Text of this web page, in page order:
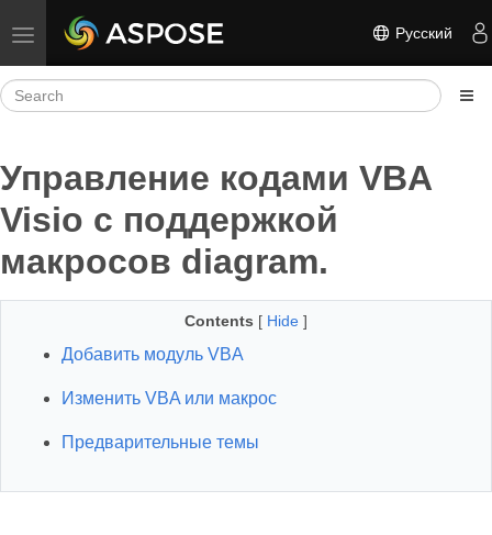
Toggle navigation Русский
Управление кодами VBA
Visio с поддержкой
макросов diagram.
Contents [ Hide ]
Добавить модуль VBA
Изменить VBA или макрос
Предварительные темы